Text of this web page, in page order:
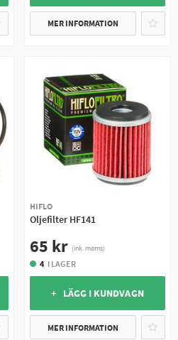
MER INFORMATION
HIFLO
Oljefilter HF141
65 kr (ink. moms)
4 I LAGER
+ LÄGG I KUNDVAGN
MER INFORMATION